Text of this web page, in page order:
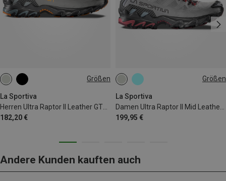
Größen
La Sportiva
182,20 €
41 Größen
La Sportiva
199,95 €
37 37.5
40.5
41.5
Andere Kunden kauften auch